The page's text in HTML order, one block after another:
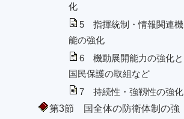
化
5 指揮統制・情報関連機
能の強化
6 機動展開能力の強化と
国民保護の取組など
7 持続性・強靱性の強化
第3節 国全体の防衛体制の強